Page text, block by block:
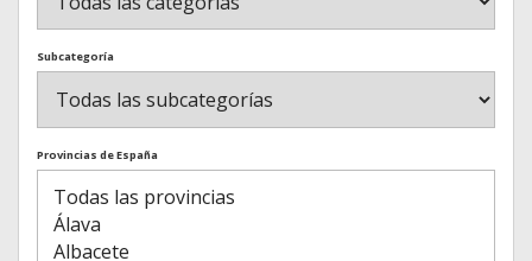
Subcategoría
Provincias de España